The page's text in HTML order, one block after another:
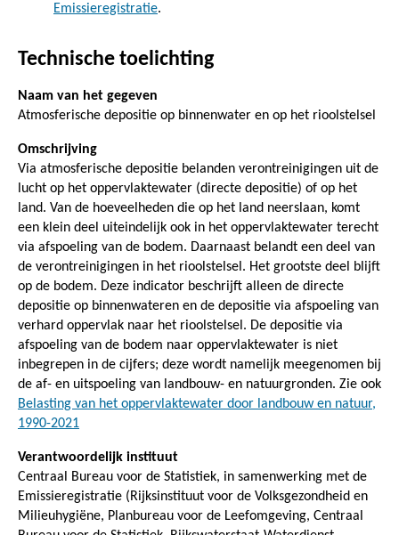
Emissieregistratie.
Technische toelichting
Naam van het gegeven
Atmosferische depositie op binnenwater en op het rioolstelsel
Omschrijving
Via atmosferische depositie belanden verontreinigingen uit de
lucht op het oppervlaktewater (directe depositie) of op het
land. Van de hoeveelheden die op het land neerslaan, komt
een klein deel uiteindelijk ook in het oppervlaktewater terecht
via afspoeling van de bodem. Daarnaast belandt een deel van
de verontreinigingen in het rioolstelsel. Het grootste deel blijft
op de bodem. Deze indicator beschrijft alleen de directe
depositie op binnenwateren en de depositie via afspoeling van
verhard oppervlak naar het rioolstelsel. De depositie via
afspoeling van de bodem naar oppervlaktewater is niet
inbegrepen in de cijfers; deze wordt namelijk meegenomen bij
de af- en uitspoeling van landbouw- en natuurgronden. Zie ook
Belasting van het oppervlaktewater door landbouw en natuur,
1990-2021
Verantwoordelijk instituut
Centraal Bureau voor de Statistiek, in samenwerking met de
Emissieregistratie (Rijksinstituut voor de Volksgezondheid en
Milieuhygiëne, Planbureau voor de Leefomgeving, Centraal